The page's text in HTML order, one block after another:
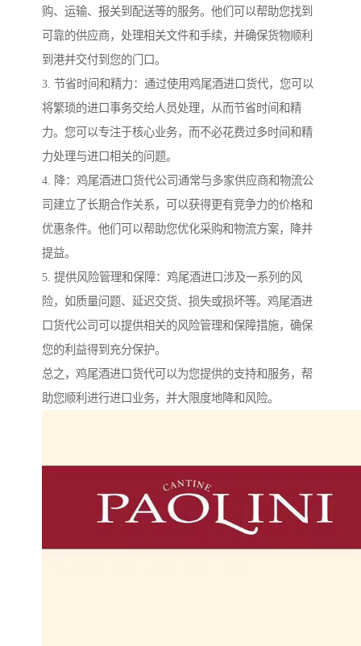
购、运输、报关到配送等的服务。他们可以帮助您找到
可靠的供应商，处理相关文件和手续，并确保货物顺利
到港并交付到您的门口。
3. 节省时间和精力：通过使用鸡尾酒进口货代，您可以
将繁琐的进口事务交给人员处理，从而节省时间和精
力。您可以专注于核心业务，而不必花费过多时间和精
力处理与进口相关的问题。
4. 降：鸡尾酒进口货代公司通常与多家供应商和物流公
司建立了长期合作关系，可以获得更有竞争力的价格和
优惠条件。他们可以帮助您优化采购和物流方案，降并
提益。
5. 提供风险管理和保障：鸡尾酒进口涉及一系列的风
险，如质量问题、延迟交货、损失或损坏等。鸡尾酒进
口货代公司可以提供相关的风险管理和保障措施，确保
您的利益得到充分保护。
总之，鸡尾酒进口货代可以为您提供的支持和服务，帮
助您顺利进行进口业务，并大限度地降和风险。